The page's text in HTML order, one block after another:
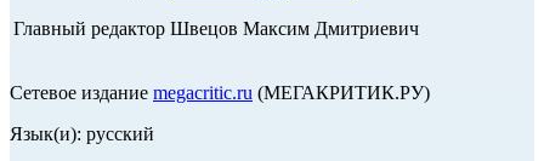
Главный редактор Швецов Максим Дмитриевич
Сетевое издание megacritic.ru (МЕГАКРИТИК.РУ)
Язык(и): русский